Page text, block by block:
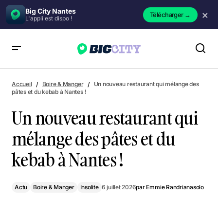
Big City Nantes
L'appli est dispo ! Télécharger→ ×
Nantes !
Accueil Boire & Manger
Un nouveau restaurant qui mélange des
pâtes et du kebab à Nantes !
Un nouveau restaurant qui
mélange des pâtes et du
kebab à Nantes !
Actu Boire & Manger Insolite 6 juillet 2026par Emmie Randrianasolo